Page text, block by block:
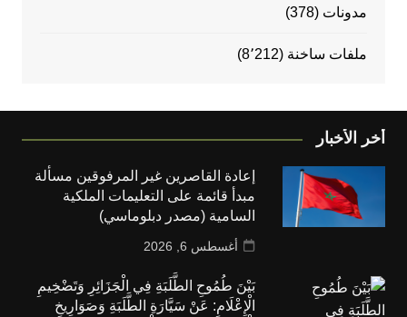
مدونات (378)
ملفات ساخنة (8٬212)
أخر الأخبار
إعادة القاصرين غير المرفوقين مسألة
مبدأ قائمة على التعليمات الملكية
السامية (مصدر دبلوماسي)
أغسطس 6, 2026
بَيْنَ طُمُوحِ الطَّلَبَةِ فِي الْجَزَائِرِ وَتَضْخِيمِ
الْإِعْلَامِ: عَنْ سَيَّارَةِ الطَّلَبَةِ وَصَوَارِيخِ